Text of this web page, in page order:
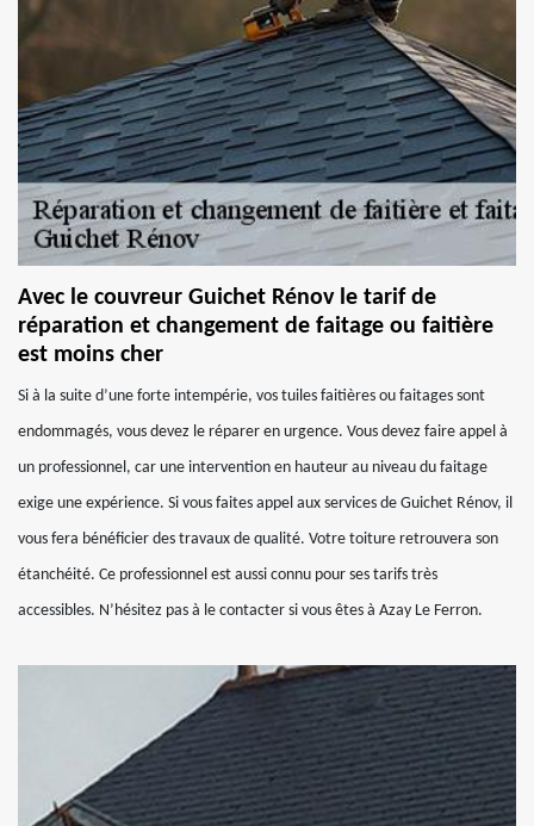
Avec le couvreur Guichet Rénov le tarif de
réparation et changement de faitage ou faitière
est moins cher
Si à la suite d’une forte intempérie, vos tuiles faitières ou faitages sont
endommagés, vous devez le réparer en urgence. Vous devez faire appel à
un professionnel, car une intervention en hauteur au niveau du faitage
exige une expérience. Si vous faites appel aux services de Guichet Rénov, il
vous fera bénéficier des travaux de qualité. Votre toiture retrouvera son
étanchéité. Ce professionnel est aussi connu pour ses tarifs très
accessibles. N’hésitez pas à le contacter si vous êtes à Azay Le Ferron.